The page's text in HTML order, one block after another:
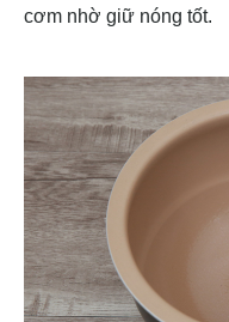
cơm nhờ giữ nóng tốt.